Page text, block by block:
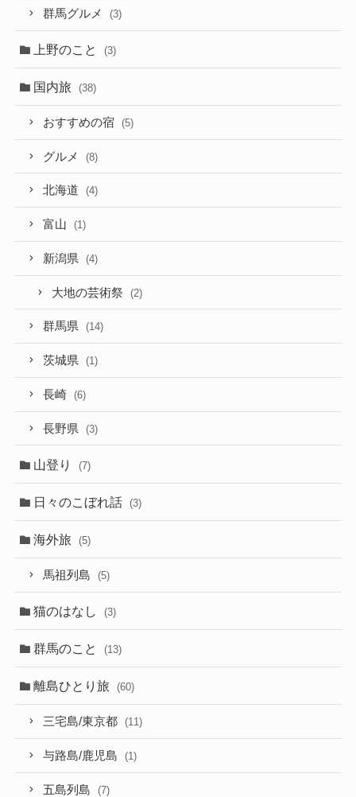
群馬グルメ (3)
上野のこと (3)
国内旅 (38)
おすすめの宿 (5)
グルメ (8)
北海道 (4)
富山 (1)
新潟県 (4)
大地の芸術祭 (2)
群馬県 (14)
茨城県 (1)
長崎 (6)
長野県 (3)
山登り (7)
日々のこぼれ話 (3)
海外旅 (5)
馬祖列島 (5)
猫のはなし (3)
群馬のこと (13)
離島ひとり旅 (60)
三宅島/東京都 (11)
与路島/鹿児島 (1)
五島列島 (7)